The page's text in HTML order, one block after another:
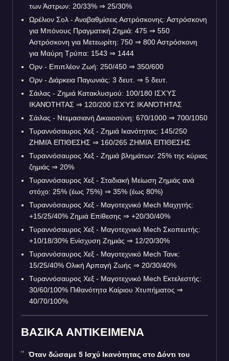
των Άστρων: 20/33% ⇒ 25/30%
Ωρέλιον Σολ - Αναβαθμίσεις Αστρόσκονης: Αστρόσκονη
για Μπόνους Πραγματική Ζημιά: 475 ⇒ 550
Αστρόσκονη για Μετεωρίτη: 750 ⇒ 800 Αστρόσκονη
για Μαύρη Τρύπα: 1543 ⇒ 1444
Ορν - Επιπλέον Ζωή: 250/450 ⇒ 350/600
Ορν - Διάρκεια Παγωνιάς: 3 δευτ. ⇒ 5 δευτ.
Σάιλας - Ζημιά Κατακλυσμού: 100/180 ΙΣΧΎΣ
ΙΚΑΝΌΤΗΤΑΣ ⇒ 120/200 ΙΣΧΎΣ ΙΚΑΝΌΤΗΤΑΣ
Σάιλας - Ντεμασιανή Δικαιοσύνη: 670/1000 ⇒ 700/1050
Τυραννόσαυρος Χεξ - Ζημιά Ικανότητας: 145/250
ΖΗΜΙΆ ΕΠΊΘΕΣΗΣ ⇒ 160/265 ΖΗΜΙΆ ΕΠΊΘΕΣΗΣ
Τυραννόσαυρος Χεξ - Ζημιά βλημάτων: 25% της κύριας
ζημιάς ⇒ 20%
Τυραννόσαυρος Χεξ - Σταδιακή Μείωση Ζημιάς ανά
στόχο: 25% (έως 75%) ⇒ 35% (έως 80%)
Τυραννόσαυρος Χεξ - Μαγοτεχνικό Mech Μαχητής:
+15/25/40% Ζημιά Επίθεσης ⇒ +20/30/40%
Τυραννόσαυρος Χεξ - Μαγοτεχνικό Mech Σκοπευτής:
+10/18/30% Ενίσχυση Ζημιάς ⇒ 12/20/30%
Τυραννόσαυρος Χεξ - Μαγοτεχνικό Mech Τανκ:
15/25/40% Ολική Αρπαγή Ζωής ⇒ 20/30/40%
Τυραννόσαυρος Χεξ - Μαγοτεχνικό Mech Εκτελεστής:
30/60/100% Πιθανότητα Καίριου Χτυπήματος ⇒
40/70/100%
ΒΑΣΙΚΑ ΑΝΤΙΚΕΙΜΕΝΑ
Όταν δώσαμε 5 Ισχύ Ικανότητας στο Δόντι του